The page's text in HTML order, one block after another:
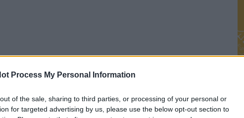
Process My Personal Information
of the sale, sharing to third parties, or processing of your personal or
for targeted advertising by us, please use the below opt-out section to